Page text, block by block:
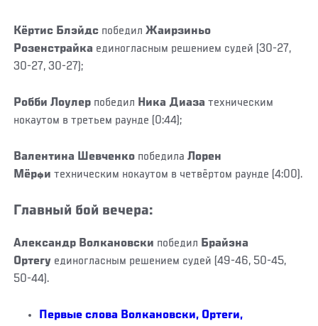
Кёртис Блэйдс победилЖаирзиньо
Розенстрайка единогласным решением судей (30-27,
30-27, 30-27);
Робби Лоулер победил Ника Диаза техническим
нокаутом в третьем раунде (0:44);
Валентина Шевченко победилаЛорен
Мёрфитехническим нокаутом в четвёртом раунде (4:00).
Главный бой вечера:
Александр Волкановски победил Брайэна
Ортегу единогласным решением судей (49-46, 50-45,
50-44).
Первые слова Волкановски, Ортеги,